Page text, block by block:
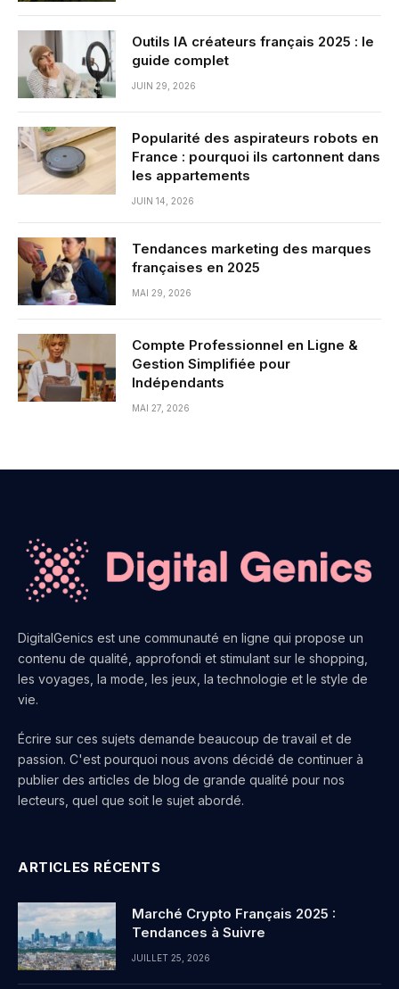
Outils IA créateurs français 2025 : le
guide complet
JUIN 29, 2026
Popularité des aspirateurs robots en
France : pourquoi ils cartonnent dans
les appartements
JUIN 14, 2026
Tendances marketing des marques
françaises en 2025
MAI 29, 2026
Compte Professionnel en Ligne &
Gestion Simplifiée pour
Indépendants
MAI 27, 2026
DigitalGenics est une communauté en ligne qui propose un
contenu de qualité, approfondi et stimulant sur le shopping,
les voyages, la mode, les jeux, la technologie et le style de
vie.
Écrire sur ces sujets demande beaucoup de travail et de
passion. C'est pourquoi nous avons décidé de continuer à
publier des articles de blog de grande qualité pour nos
lecteurs, quel que soit le sujet abordé.
ARTICLES RÉCENTS
Marché Crypto Français 2025 :
Tendances à Suivre
JUILLET 25, 2026